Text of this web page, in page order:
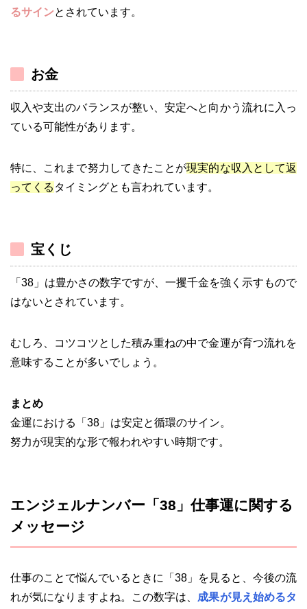
るサインとされています。
お金
収入や支出のバランスが整い、安定へと向かう流れに入っ
ている可能性があります。
特に、これまで努力してきたことが現実的な収入として返
ってくる タイミングとも言われています。
宝くじ
「38」は豊かさの数字ですが、一攫千金を強く示すもので
はないとされています。
むしろ、コツコツとした積み重ねの中で金運が育つ流れを
意味することが多いでしょう。
まとめ
金運における「38」は安定と循環のサイン。
努力が現実的な形で報われやすい時期です。
エンジェルナンバー「38」仕事運に関する
メッセージ
仕事のことで悩んでいるときに「38」を見ると、今後の流
れが気になりますよね。この数字は、 成果が見え始めるタ